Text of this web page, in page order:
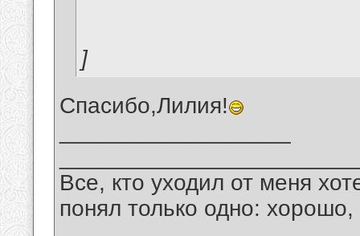
]
Спасибо,Лилия!
Все, кто уходил от меня
понял только одно: